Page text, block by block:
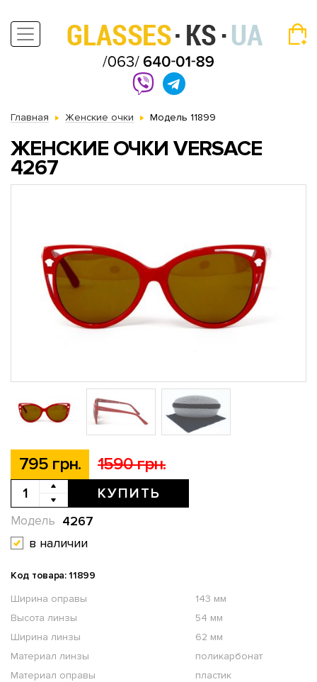
Главная Женские очки Модель 11899
ЖЕНСКИЕ ОЧКИ VERSACE
4267
795 грн. 1590 грн.
КУПИТЬ
4267
Модель
в наличии
Код товара: 11899
Ширина оправы
143 мм
Высота линзы
54 мм
Ширина линзы
62 мм
Материал линзы
поликарбонат
Материал оправы
пластик